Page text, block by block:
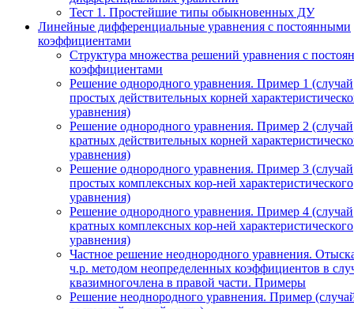
Тест 1. Простейшие типы обыкновенных ДУ
Линейные дифференциальные уравнения с постоянными
коэффициентами
Структура множества решений уравнения с
коэффициентами
Решение однородного уравнения. Пример 1 (случай
простых действительных корней
уравнения)
Решение однородного уравнения. Пример 2 (случай
кратных действительных корней
уравнения)
Решение однородного уравнения. Пример 3 (случай
простых комплексных кор-ней характеристического
уравнения)
Решение однородного уравнения. Пример 4 (случай
кратных комплексных кор-ней характеристического
уравнения)
Частное решение неоднородного уравнения.
ч.р. методом неопределенных коэффициентов в
квазимногочлена в правой части. Примеры
Решение неоднородного уравнения. Пример